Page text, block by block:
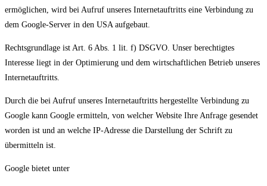
ermöglichen, wird bei Aufruf unseres Internetauftritts eine Verbindung zu
dem Google-Server in den USA aufgebaut.
Rechtsgrundlage ist Art. 6 Abs. 1 lit. f) DSGVO. Unser berechtigtes
Interesse liegt in der Optimierung und dem wirtschaftlichen Betrieb unseres
Internetauftritts.
Durch die bei Aufruf unseres Internetauftritts hergestellte Verbindung zu
Google kann Google ermitteln, von welcher Website Ihre Anfrage gesendet
worden ist und an welche IP-Adresse die Darstellung der Schrift zu
übermitteln ist.
Google bietet unter